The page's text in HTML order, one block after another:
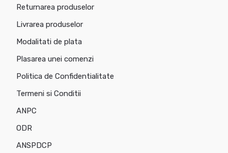
Returnarea produselor
Livrarea produselor
Modalitati de plata
Plasarea unei comenzi
Politica de Confidentialitate
Termeni si Conditii
ANPC
ODR
ANSPDCP